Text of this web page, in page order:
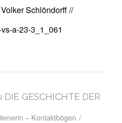
Schlöndorff //
a-23-3_1_061
GESCHICHTE DER
– Kontaktbögen /